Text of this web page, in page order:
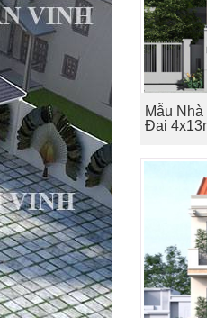
Mẫu
Đại